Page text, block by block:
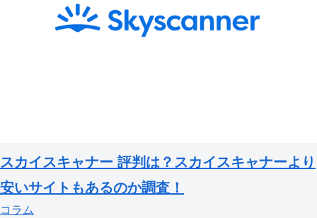
スカイスキャナー 評判は？スカイスキャナーより
安いサイトもあるのか調査！
コラム